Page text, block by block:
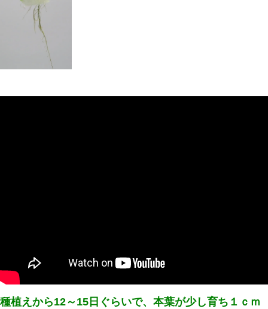
種植えから12～15日ぐらいで、本葉が少し育ち１ｃｍ